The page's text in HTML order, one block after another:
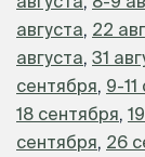
августа, 22
августа, 31
сентября, 9-11
18 сентября,
сентября, 26